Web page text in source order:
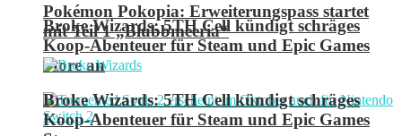
Broke Wizards: 5TH Cell kündigt schräges
Koop-Abenteuer für Steam und Epic Games
Store an
Pokémon Pokopia: Erweiterungspass startet
mit Teil 1 „Blubbmeeria“
Broke Wizards: 5TH Cell kündigt schräges
Koop-Abenteuer für Steam und Epic Games